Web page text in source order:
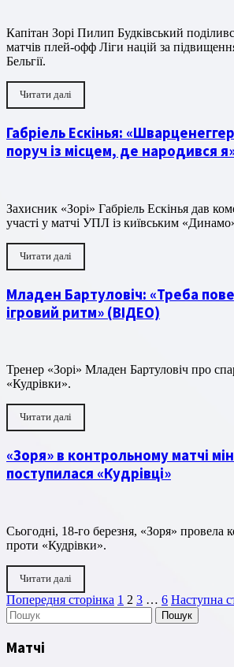
Капітан Зорі Пилип Будківський поділився очікуваннями від
матчів плей-офф Ліги націй за
Бельгії.
Читати далі
Габріель Ескінья:
поруч із місцем, де народився
Захисник «Зорі» Габріель Ескінья дав коментар щодо своєї
участі у матчі УПЛ із київським
Читати далі
Младен Бартуловіч: «Треба
ігровий ритм» (ВІДЕО)
Тренер «Зорі» Младен Бартуловіч про спаринг проти
«Кудрівки».
Читати далі
«Зоря» в контрольному матчі
поступилася «Кудрівці»
Сьогодні, 18-го березня, «Зоря» провела контрольний матч
проти «Кудрівки».
Читати далі
Пагінація
записів
Попередня сторінка Сторінка
1 Сторінка
2 Сторінка
3 … Сторінка
6 Наступна
Пошук
Матчі